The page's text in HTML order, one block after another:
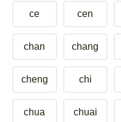
ce cen
chan chang
cheng chi
chua chuai